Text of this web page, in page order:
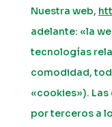
Nuestra web,
adelante: «la
tecnologías
comodidad,
«cookies»).
por terceros a